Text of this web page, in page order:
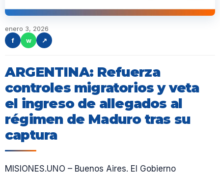
enero 3, 2026
f
w ↗
ARGENTINA: Refuerza
controles migratorios y veta
el ingreso de allegados al
régimen de Maduro tras su
captura
MISIONES.UNO – Buenos Aires. El Gobierno